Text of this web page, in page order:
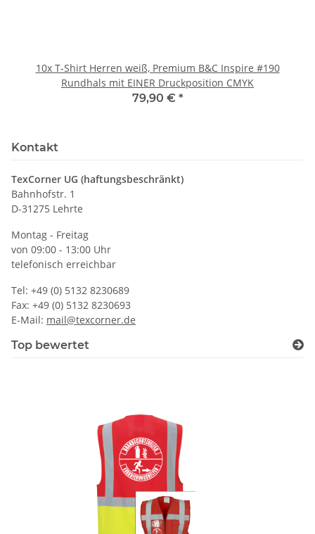
10x T-Shirt Herren weiß, Premium B&C Inspire #190
Rundhals mit EINER Druckposition CMYK
79,90 € *
Kontakt
TexCorner UG (haftungsbeschränkt)
Bahnhofstr. 1
D-31275 Lehrte
Montag - Freitag
von 09:00 - 13:00 Uhr
telefonisch erreichbar
Tel: +49 (0) 5132 8230689
Fax: +49 (0) 5132 8230693
E-Mail: mail@texcorner.de
Top bewertet